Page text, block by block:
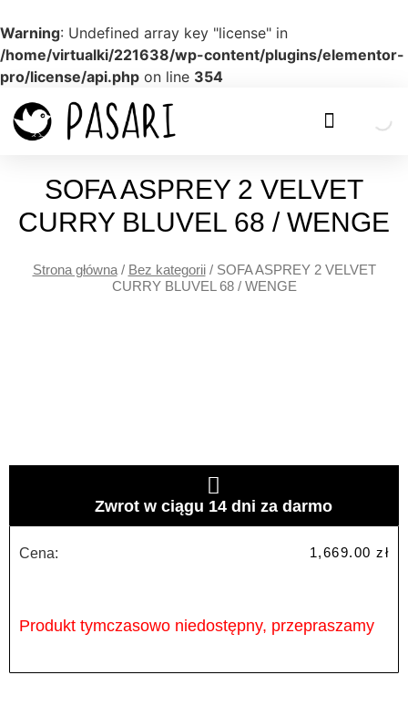
Warning: Undefined array key "license" in
/home/virtualki/221638/wp-content/plugins/elementor-
pro/license/api.php on line 354
SOFA ASPREY 2 VELVET
CURRY BLUVEL 68 / WENGE
Strona główna/ Bez kategorii/ SOFA ASPREY 2 VELVET
CURRY BLUVEL 68 / WENGE
Zwrot w ciągu 14 dni za darmo
Cena: 1,669.00 zł
Produkt tymczasowo niedostępny, przepraszamy